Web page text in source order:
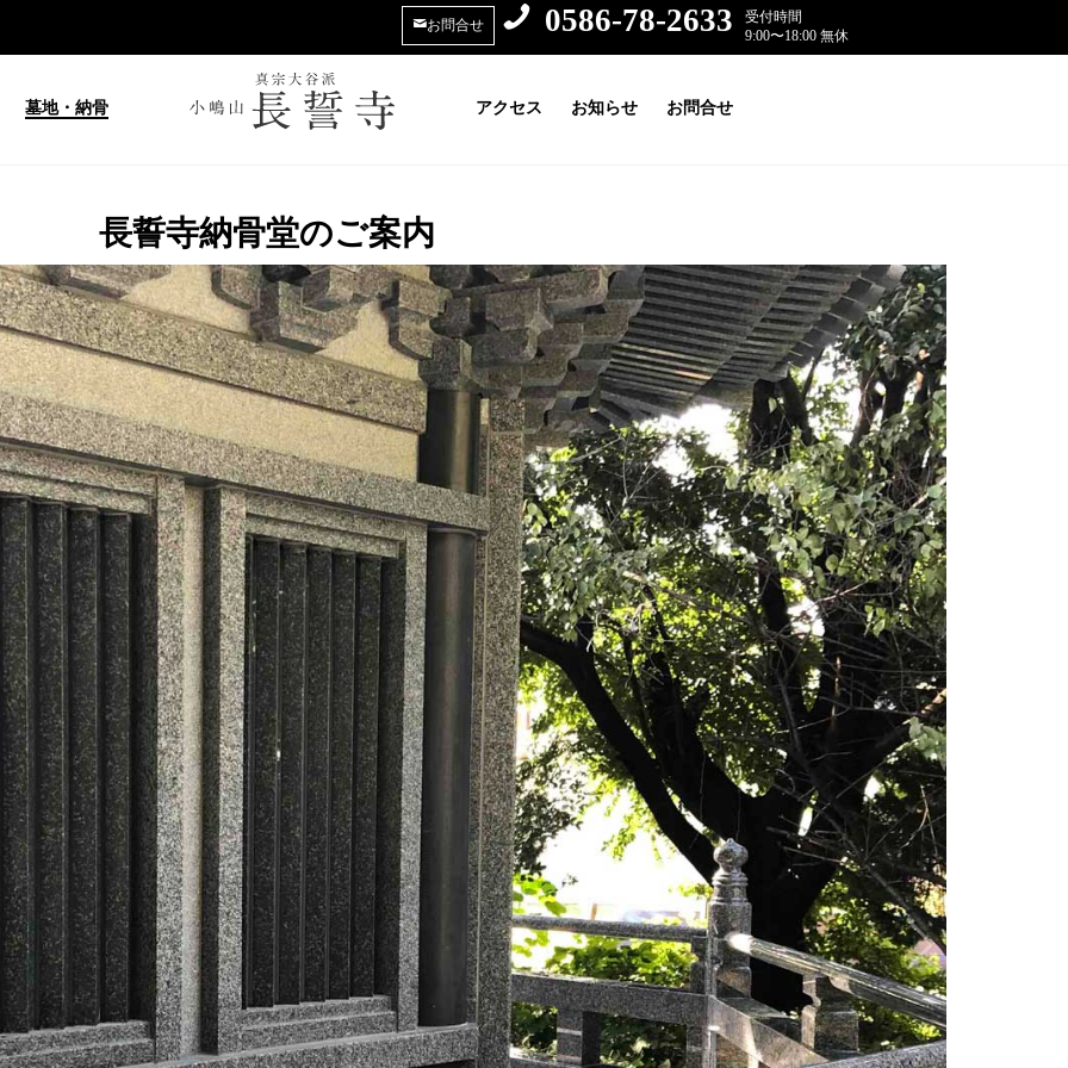
お問合せ 0586-78-2633
受付時間
9:00〜18:00 無休
墓地・納骨 アクセス お知らせ お問合せ
長誓寺納骨堂のご案内